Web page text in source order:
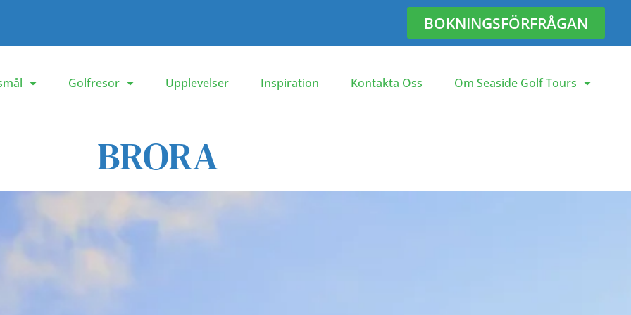
BOKNINGSFÖRFRÅGAN
Golfresor Upplevelser Inspiration Kontakta Oss Om Seaside Golf Tours
BRORA